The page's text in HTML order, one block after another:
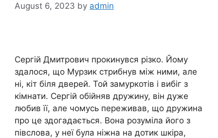
August 6, 2023 by admin
Сергій Дмитрович прокинувся різко. Йому
здалося, що Мурзик стрибнув між ними, але
ні, кіт біля дверей. Той замуркотів і вибіг з
кімнати. Сергій обійняв дружину, він дуже
любив її, але чомусь переживав, що дружина
про це здогадається. Вона розуміла його з
півслова, у неї була ніжна на дотик шкіра,